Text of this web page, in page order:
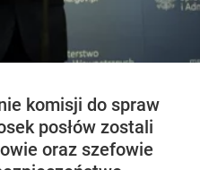
komisji do spraw
posłów zostali
oraz szefowie